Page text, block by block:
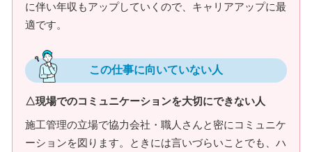
に伴い年収もアップしていくので、キャリアアップに最
適です。
この仕事に向いていない人
△現場でのコミュニケーションを大切にできない人
施工管理の立場で協力会社・職人さんと密にコミュニケ
ーションを図ります。ときには言いづらいことでも、ハ